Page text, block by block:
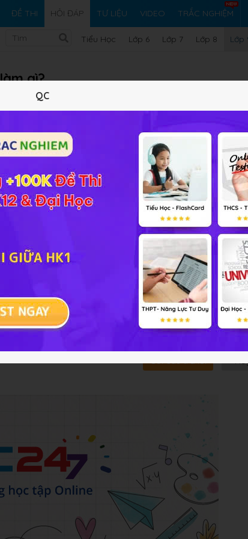
ĐỀ THI HỎI ĐÁP TƯ LIỆU VIDEO TRẮC NGHIỆM
Tiểu Học Lớp 6 Lớp 7 Lớp 8 Lớp
gì?
sẽ bị khóa tài khoản
Gửi câu trả lời
QC